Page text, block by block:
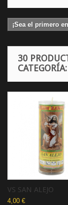
¡Sea el primero
30
CATEGORÍA:
VS SAN ALEJO
4,00 €